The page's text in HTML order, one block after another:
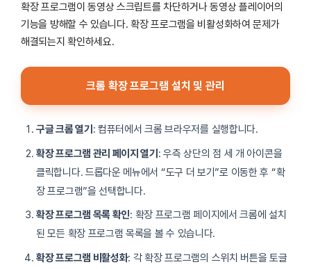
확장 프로그램이 동영상 스크립트를 차단하거나 동영상 플레이어의
기능을 방해할 수 있습니다. 확장 프로그램을 비활성화하여 문제가
해결되는지 확인하세요.
크롬 확장 프로그램 설치 및 관리
구글 크롬 열기 : 컴퓨터에서 크롬 브라우저를 실행합니다.
확장 프로그램 관리 페이지 열기 : 우측 상단의 점 세 개 아이콘을
클릭합니다. 드롭다운 메뉴에서 “도구 더 보기”로 이동한 후 “확
장 프로그램”을 선택합니다.
확장 프로그램 목록 확인: 확장 프로그램 페이지에서 크롬에 설치
된 모든 확장 프로그램 목록을 볼 수 있습니다.
확장 프로그램 비활성화: 각 확장 프로그램의 스위치 버튼을 토글